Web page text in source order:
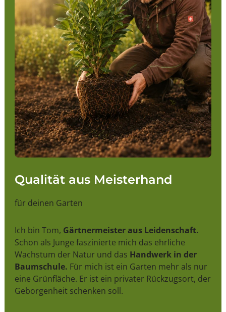
Qualität aus Meisterhand
für deinen Garten
Ich bin Tom, Gärtnermeister aus Leidenschaft.
Schon als Junge faszinierte mich das ehrliche
Wachstum der Natur und das Handwerk in der
Baumschule. Für mich ist ein Garten mehr als nur
eine Grünfläche. Er ist ein privater Rückzugsort, der
Geborgenheit schenken soll.